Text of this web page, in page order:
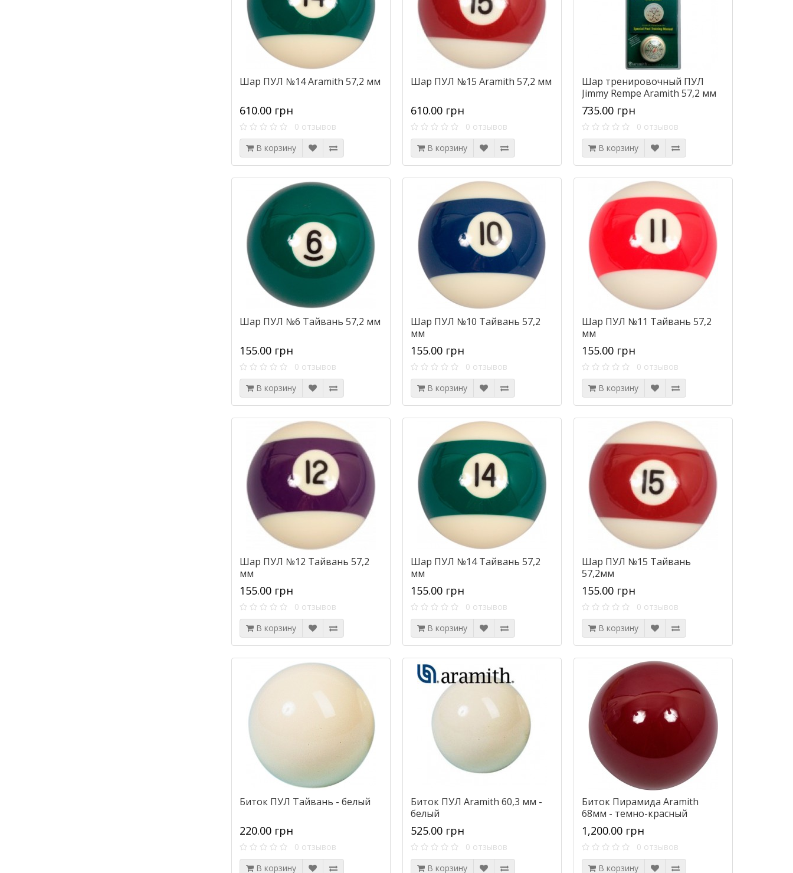
Шар ПУЛ №14 Aramith 57,2 мм
610.00 грн
0 отзывов
В корзину
Шар ПУЛ №15 Aramith 57,2 мм
610.00 грн
0 отзывов
В корзину
Шар тренировочный ПУЛ
Jimmy Rempe Aramith 57,2 мм
735.00 грн
0 отзывов
В корзину
Шар ПУЛ №6 Тайвань 57,2 мм
155.00 грн
0 отзывов
В корзину
Шар ПУЛ №10 Тайвань 57,2
мм
155.00 грн
0 отзывов
В корзину
Шар ПУЛ №11 Тайвань 57,2
мм
155.00 грн
0 отзывов
В корзину
Шар ПУЛ №12 Тайвань 57,2
мм
155.00 грн
0 отзывов
В корзину
Шар ПУЛ №14 Тайвань 57,2
мм
155.00 грн
0 отзывов
В корзину
Шар ПУЛ №15 Тайвань
57,2мм
155.00 грн
0 отзывов
В корзину
Биток ПУЛ Тайвань - белый
220.00 грн
0 отзывов
В корзину
Биток ПУЛ Aramith 60,3 мм -
белый
525.00 грн
0 отзывов
В корзину
Биток Пирамида Aramith
68мм - темно-красный
1,200.00 грн
0 отзывов
В корзину